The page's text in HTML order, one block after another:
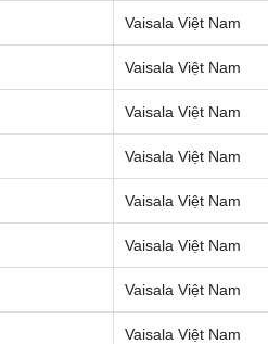
Vaisala Việt Nam
Vaisala Việt Nam
Vaisala Việt Nam
Vaisala Việt Nam
Vaisala Việt Nam
Vaisala Việt Nam
Vaisala Việt Nam
Vaisala Việt Nam